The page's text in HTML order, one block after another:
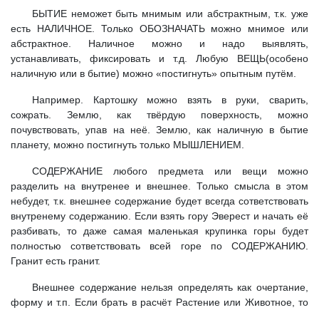
БЫТИЕ неможет быть мнимым или абстрактным, т.к. уже
есть НАЛИЧНОЕ. Только ОБОЗНАЧАТЬ можно мнимое или
абстрактное. Наличное можно и надо выявлять,
устанавливать, фиксировать и т.д. Любую ВЕЩЬ(особено
наличную или в бытие) можно «постигнуть» опытным путём.
Например. Картошку можно взять в руки, сварить,
сожрать. Землю, как твёрдую поверхность, можно
почувствовать, упав на неё. Землю, как наличную в бытие
планету, можно постигнуть только МЫШЛЕНИЕМ.
СОДЕРЖАНИЕ любого предмета или вещи можно
разделить на внутренее и внешнее. Только смысла в этом
небудет, т.к. внешнее содержание будет всегда сответствовать
внутренему содержанию. Если взять гору Эверест и начать её
разбивать, то даже самая маленькая крупинка горы будет
полностью сответствовать всей горе по СОДЕРЖАНИЮ.
Гранит есть гранит.
Внешнее содержание нельзя определять как очертание,
форму и т.п. Если брать в расчёт Растение или Животное, то